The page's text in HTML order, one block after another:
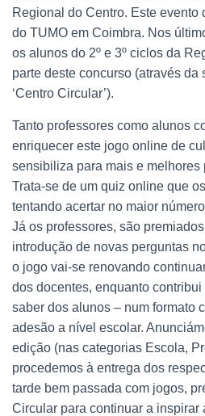
Regional do Centro. Este evento
do TUMO em Coimbra. Nos
os alunos do 2º e 3º ciclos da
parte deste concurso (através
‘Centro Circular’).
Tanto professores como alunos
enriquecer este jogo online de
sensibiliza para mais e melhores
Trata-se de um quiz online que
tentando acertar no maior
Já os professores, são
introdução de novas perguntas
o jogo vai-se renovando
dos docentes, enquanto
saber dos alunos – num formato
adesão a nível escolar.
edição (nas categorias Escola,
procedemos à entrega dos
tarde bem passada com jogos,
Circular para continuar a inspirar